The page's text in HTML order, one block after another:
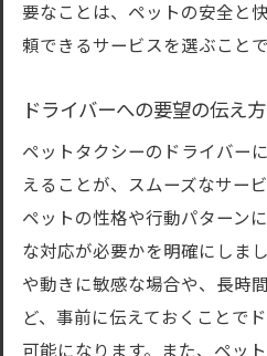
要なことは、ペットの安全と
頼できるサービスを選ぶことで
ドライバーへの要望の伝え方
ペットタクシーのドライバー
えることが、スムーズなサー
ペットの性格や行動パターン
な対応が必要かを明確にしま
や動きに敏感な場合や、長時
ど、事前に伝えておくことで
可能になります。また、ペッ